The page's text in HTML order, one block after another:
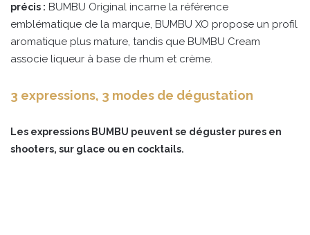
précis : BUMBU Original incarne la référence
emblématique de la marque, BUMBU XO propose un profil
aromatique plus mature, tandis que BUMBU Cream
associe liqueur à base de rhum et crème.
3 expressions, 3 modes de dégustation
Les expressions BUMBU peuvent se déguster pures en
shooters, sur glace ou en cocktails.